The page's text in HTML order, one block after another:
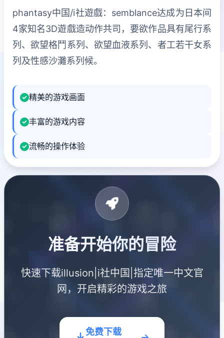
phantasy中国/i社遊戲：semblance达成为日本间
4家知名3D遊戲造动作共司，要欲作品具有尾行系
列、欲望格鬥系列、欲望血液系列、者工若干女系
列及性感沙灘系列候。
精美的游戏画面
丰富的游戏内容
流畅的操作体验
准备开始你的冒险
快速下载illusion|i社中国|指定唯一中文官
网，开启精彩的游戏之旅
免费下载